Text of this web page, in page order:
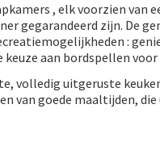
, elk voorzien van
gegarandeerd zijn. De
:
aan bordspellen
volledig uitgeruste
van goede maaltijden,